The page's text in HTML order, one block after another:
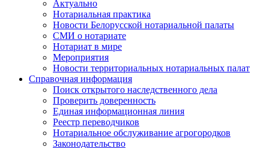
Актуально
Нотариальная практика
Новости Белорусской нотариальной палаты
СМИ о нотариате
Нотариат в мире
Мероприятия
Новости территориальных нотариальных палат
Справочная информация
Поиск открытого наследственного дела
Проверить доверенность
Единая информационная линия
Реестр переводчиков
Нотариальное обслуживание агрогородков
Законодательство